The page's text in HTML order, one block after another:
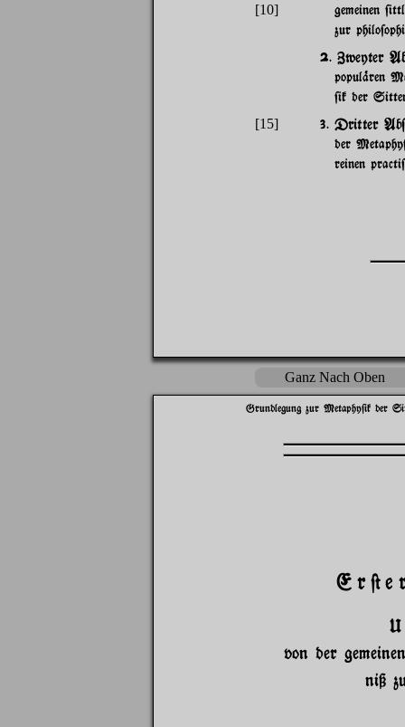
[10]
gemeinen
zur
2. Zweyter
popul%ren
$ik der
[15] 3. Dritter
der
reinen
Ganz Nach Oben
Grundlegung zur Metaphy$ik der
von der
niß